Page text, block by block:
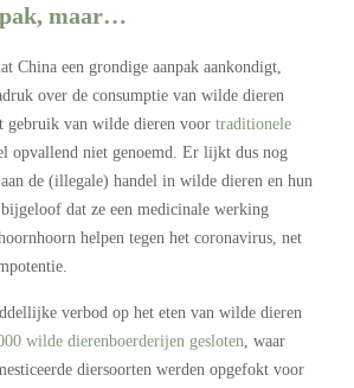
maar…
China een grondige aanpak aankondigt,
over de consumptie van wilde dieren
gebruik van wilde dieren voor traditionele
opvallend niet genoemd. Er lijkt dus nog
de (illegale) handel in wilde dieren en hun
dat ze een medicinale werking
helpen tegen het coronavirus, net
verbod op het eten van wilde dieren
wilde dierenboerderijen gesloten, waar
diersoorten werden opgefokt voor